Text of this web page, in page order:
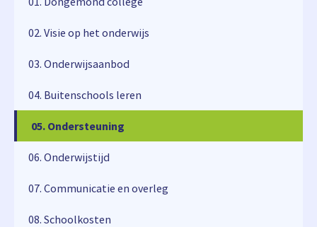
02. Visie op het onderwijs
03. Onderwijsaanbod
04. Buitenschools leren
05. Ondersteuning
05. Ondersteuning
06. Onderwijstijd
07. Communicatie en overleg
08. Schoolkosten